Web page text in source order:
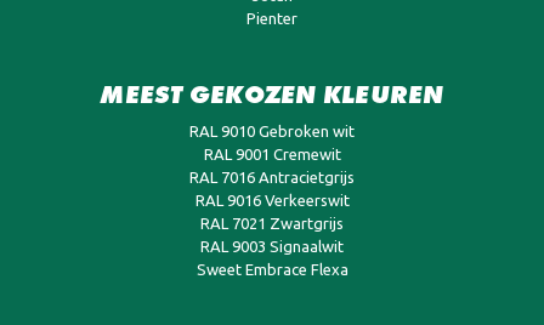
Pienter
MEEST GEKOZEN KLEUREN
RAL 9010 Gebroken wit
RAL 9001 Cremewit
RAL 7016 Antracietgrijs
RAL 9016 Verkeerswit
RAL 7021 Zwartgrijs
RAL 9003 Signaalwit
Sweet Embrace Flexa